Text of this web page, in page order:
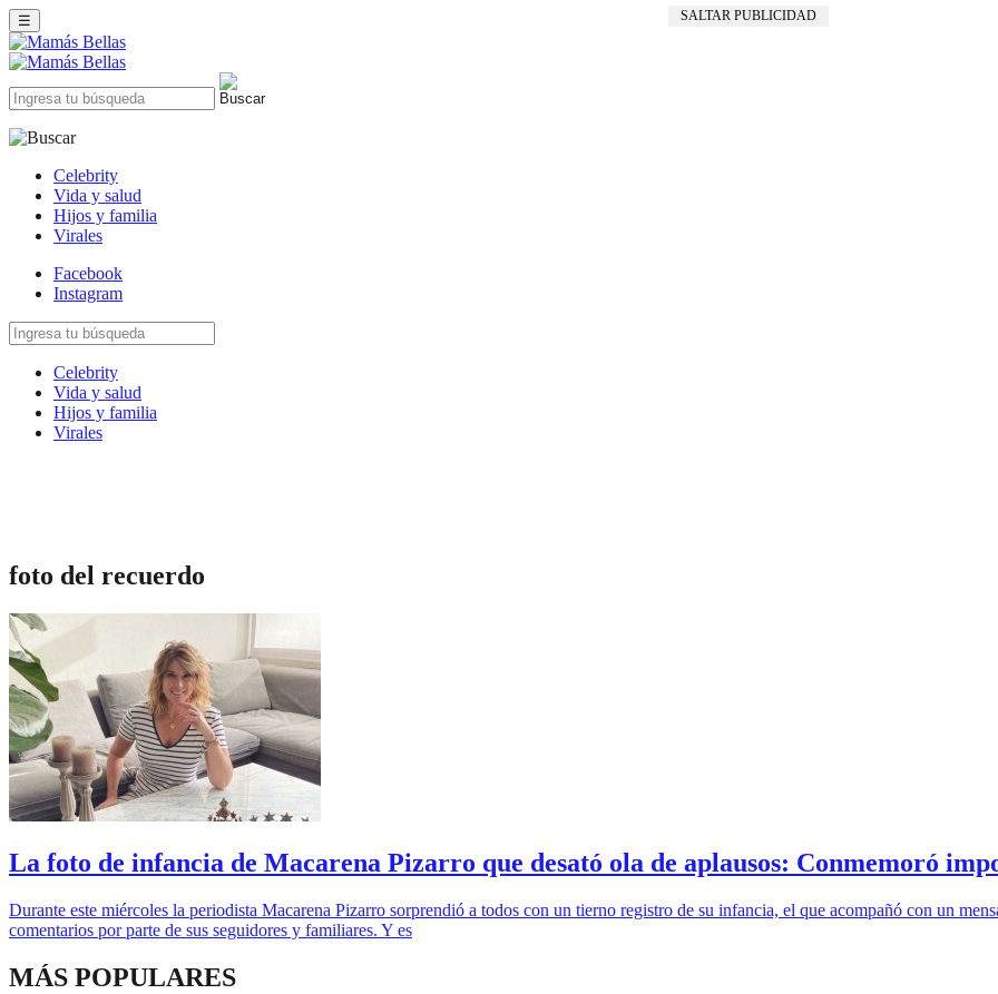
SALTAR PUBLICIDAD
☰
Celebrity
Vida y salud
Hijos y familia
Virales
Facebook
Instagram
Celebrity
Vida y salud
Hijos y familia
Virales
foto del recuerdo
La foto de infancia de Macarena Pizarro que desató ola de aplausos: Conmemoró
Durante este miércoles la periodista Macarena Pizarro sorprendió a todos con un tierno registro de su infancia, el que acompañó con un
comentarios por parte de sus seguidores y familiares. Y es
MÁS POPULARES